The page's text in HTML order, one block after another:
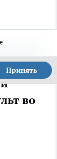
Принять
во